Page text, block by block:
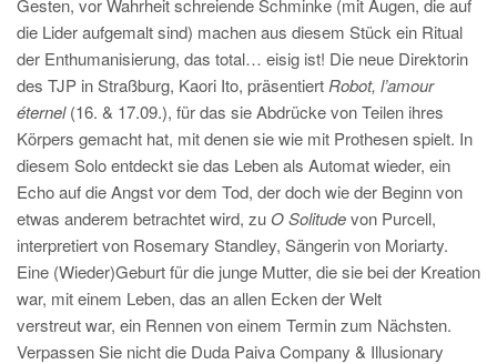
Gesten, vor Wahrheit schreiende Schminke (mit Augen, die auf
die Lider aufgemalt sind) machen aus diesem Stück ein Ritual
der Enthumanisierung, das total… eisig ist! Die neue Direktorin
des TJP in Straßburg, Kaori Ito, präsentiert Robot, l’amour
éternel(16. & 17.09.), für das sie Abdrücke von Teilen ihres
Körpers gemacht hat, mit denen sie wie mit Prothesen spielt. In
diesem Solo entdeckt sie das Leben als Automat wieder, ein
Echo auf die Angst vor dem Tod, der doch wie der Beginn von
etwas anderem betrachtet wird, zu O Solitudevon Purcell,
interpretiert von Rosemary Standley, Sängerin von Moriarty.
Eine (Wieder)Geburt für die junge Mutter, die sie bei der Kreation
war, mit einem Leben, das an allen Ecken der Welt
verstreut war, ein Rennen von einem Termin zum Nächsten.
Verpassen Sie nicht die Duda Paiva Company & Illusionary